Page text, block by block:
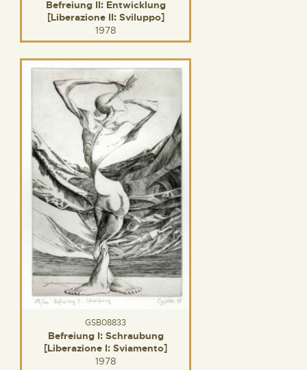
Befreiung II: Entwicklung
[Liberazione II: Sviluppo]
1978
GSB08833
Befreiung I: Schraubung
[Liberazione I: Sviamento]
1978